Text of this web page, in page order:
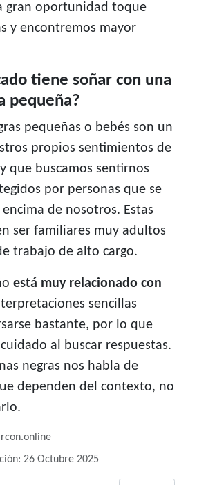
gran oportunidad toque
y encontremos mayor
tiene soñar con una
pequeña?
pequeñas o bebés son un
propios sentimientos de
que buscamos sentirnos
por personas que se
de nosotros. Estas
ser familiares muy adultos
trabajo de alto cargo.
está muy relacionado con
sencillas
bastante, por lo que
al buscar respuestas.
negras nos habla de
dependen del contexto, no
26 Octubre 2025